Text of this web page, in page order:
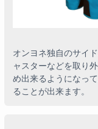
オンヨネ独自のサイ
ャスターなどを取り
め出来るようになっ
ることが出来ます。